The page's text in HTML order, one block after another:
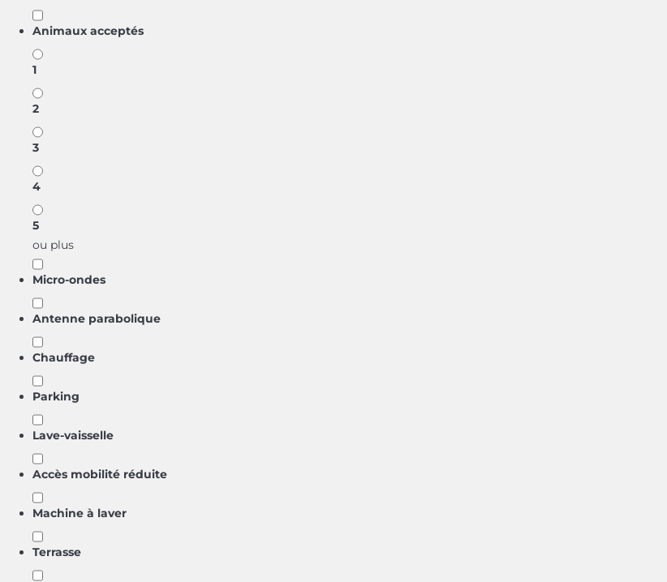
Animaux acceptés
1
2
3
4
5
ou plus
Micro-ondes
Antenne parabolique
Chauffage
Parking
Lave-vaisselle
Accès mobilité réduite
Machine à laver
Terrasse